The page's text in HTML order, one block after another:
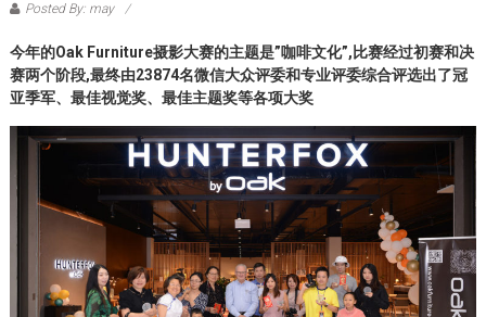
Posted By: may
今年的Oak Furniture摄影大赛的主题是”咖啡文化”,比赛经过初赛和决
赛两个阶段,最终由23874名微信大众评委和专业评委综合评选出了冠
亚季军、最佳视觉奖、最佳主题奖等各项大奖